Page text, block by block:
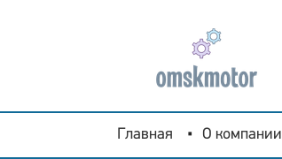
Главная О компании